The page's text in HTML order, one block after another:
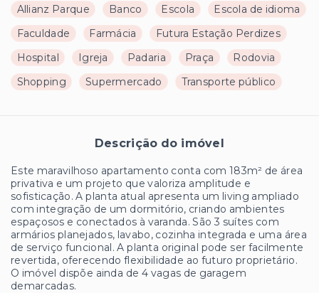
Allianz Parque Banco Escola
Escola de idioma
Faculdade
Farmácia
Futura Estação Perdizes
Hospital
Igreja Padaria Praça
Rodovia
Shopping
Supermercado Transporte público
Descrição do imóvel
Este maravilhoso apartamento conta com 183m² de área
privativa e um projeto que valoriza amplitude e
sofisticação. A planta atual apresenta um living ampliado
com integração de um dormitório, criando ambientes
espaçosos e conectados à varanda. São 3 suítes com
armários planejados, lavabo, cozinha integrada e uma área
de serviço funcional. A planta original pode ser facilmente
revertida, oferecendo flexibilidade ao futuro proprietário.
O imóvel dispõe ainda de 4 vagas de garagem
demarcadas.